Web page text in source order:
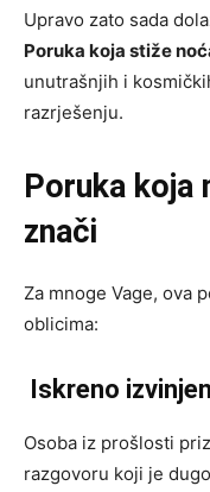
Upravo zato sada
Poruka koja stiže
unutrašnjih i
razrješenju.
Poruka koja
znači
Za mnoge Vage, ova
oblicima:
Iskreno
Osoba iz prošlosti
razgovoru koji je